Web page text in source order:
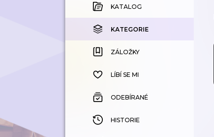
KOUPENÉ
KATEGORIE
ZÁLOŽKY
HISTORIE
KATALOG
KATEGORIE
ZÁLOŽKY
LÍBÍ SE MI
ODEBÍRANÉ
HISTORIE